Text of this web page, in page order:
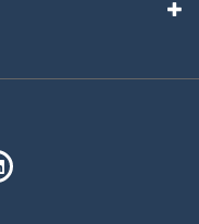
på Instagram